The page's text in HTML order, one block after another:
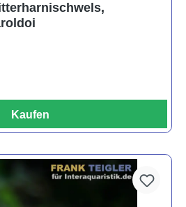
Kaufen